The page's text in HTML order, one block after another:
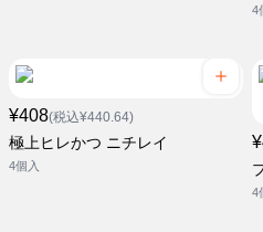
4
¥408(税込¥440.64)
極上ヒレかつ ニチレイ
4個入
4